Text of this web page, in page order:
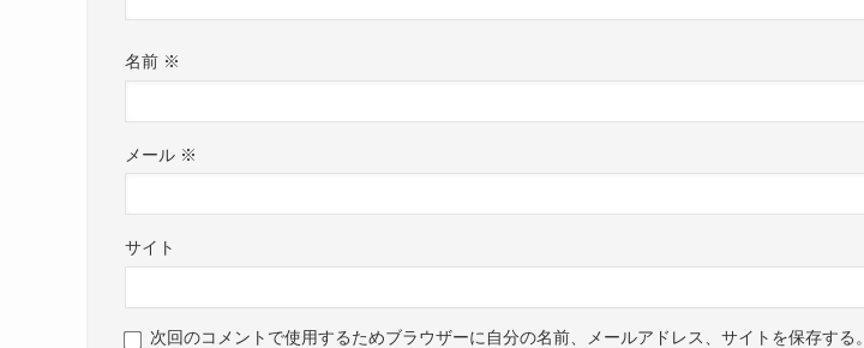
名前 ※
メール ※
サイト
次回のコメントで使用するためブラウザーに自分の名前、メールアドレス、サイトを保存する。